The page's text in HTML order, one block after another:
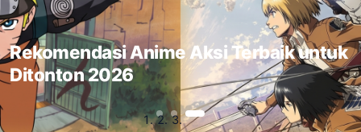
Laravel Auth Jetstream vs Breeze vs
Fortify Pilih Mana?